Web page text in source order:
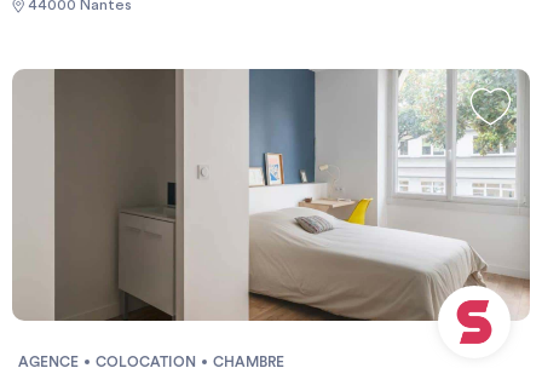
l’assurance habitation du logement, les provisions sur charges et
coliving, c’est un mode d’hébergement permettant de bénéficier
44000 Nantes
AGENCE COLOCATION CHAMBRE